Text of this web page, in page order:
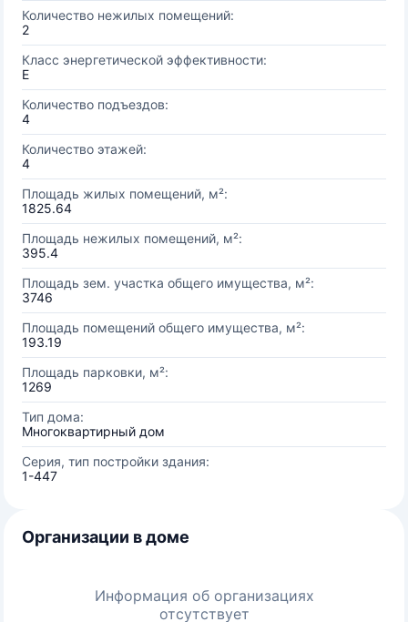
Количество нежилых помещений:
2
Класс энергетической эффективности:
E
Количество подъездов:
4
Количество этажей:
4
Площадь жилых помещений, м²:
1825.64
Площадь нежилых помещений, м²:
395.4
Площадь зем. участка общего имущества, м²:
3746
Площадь помещений общего имущества, м²:
193.19
Площадь парковки, м²:
1269
Тип дома:
Многоквартирный дом
Серия, тип постройки здания:
1-447
Организации в доме
Информация об организациях
отсутствует